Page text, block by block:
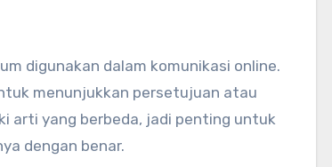
digunakan dalam komunikasi online.
menunjukkan persetujuan atau
arti yang berbeda, jadi penting untuk
dengan benar.